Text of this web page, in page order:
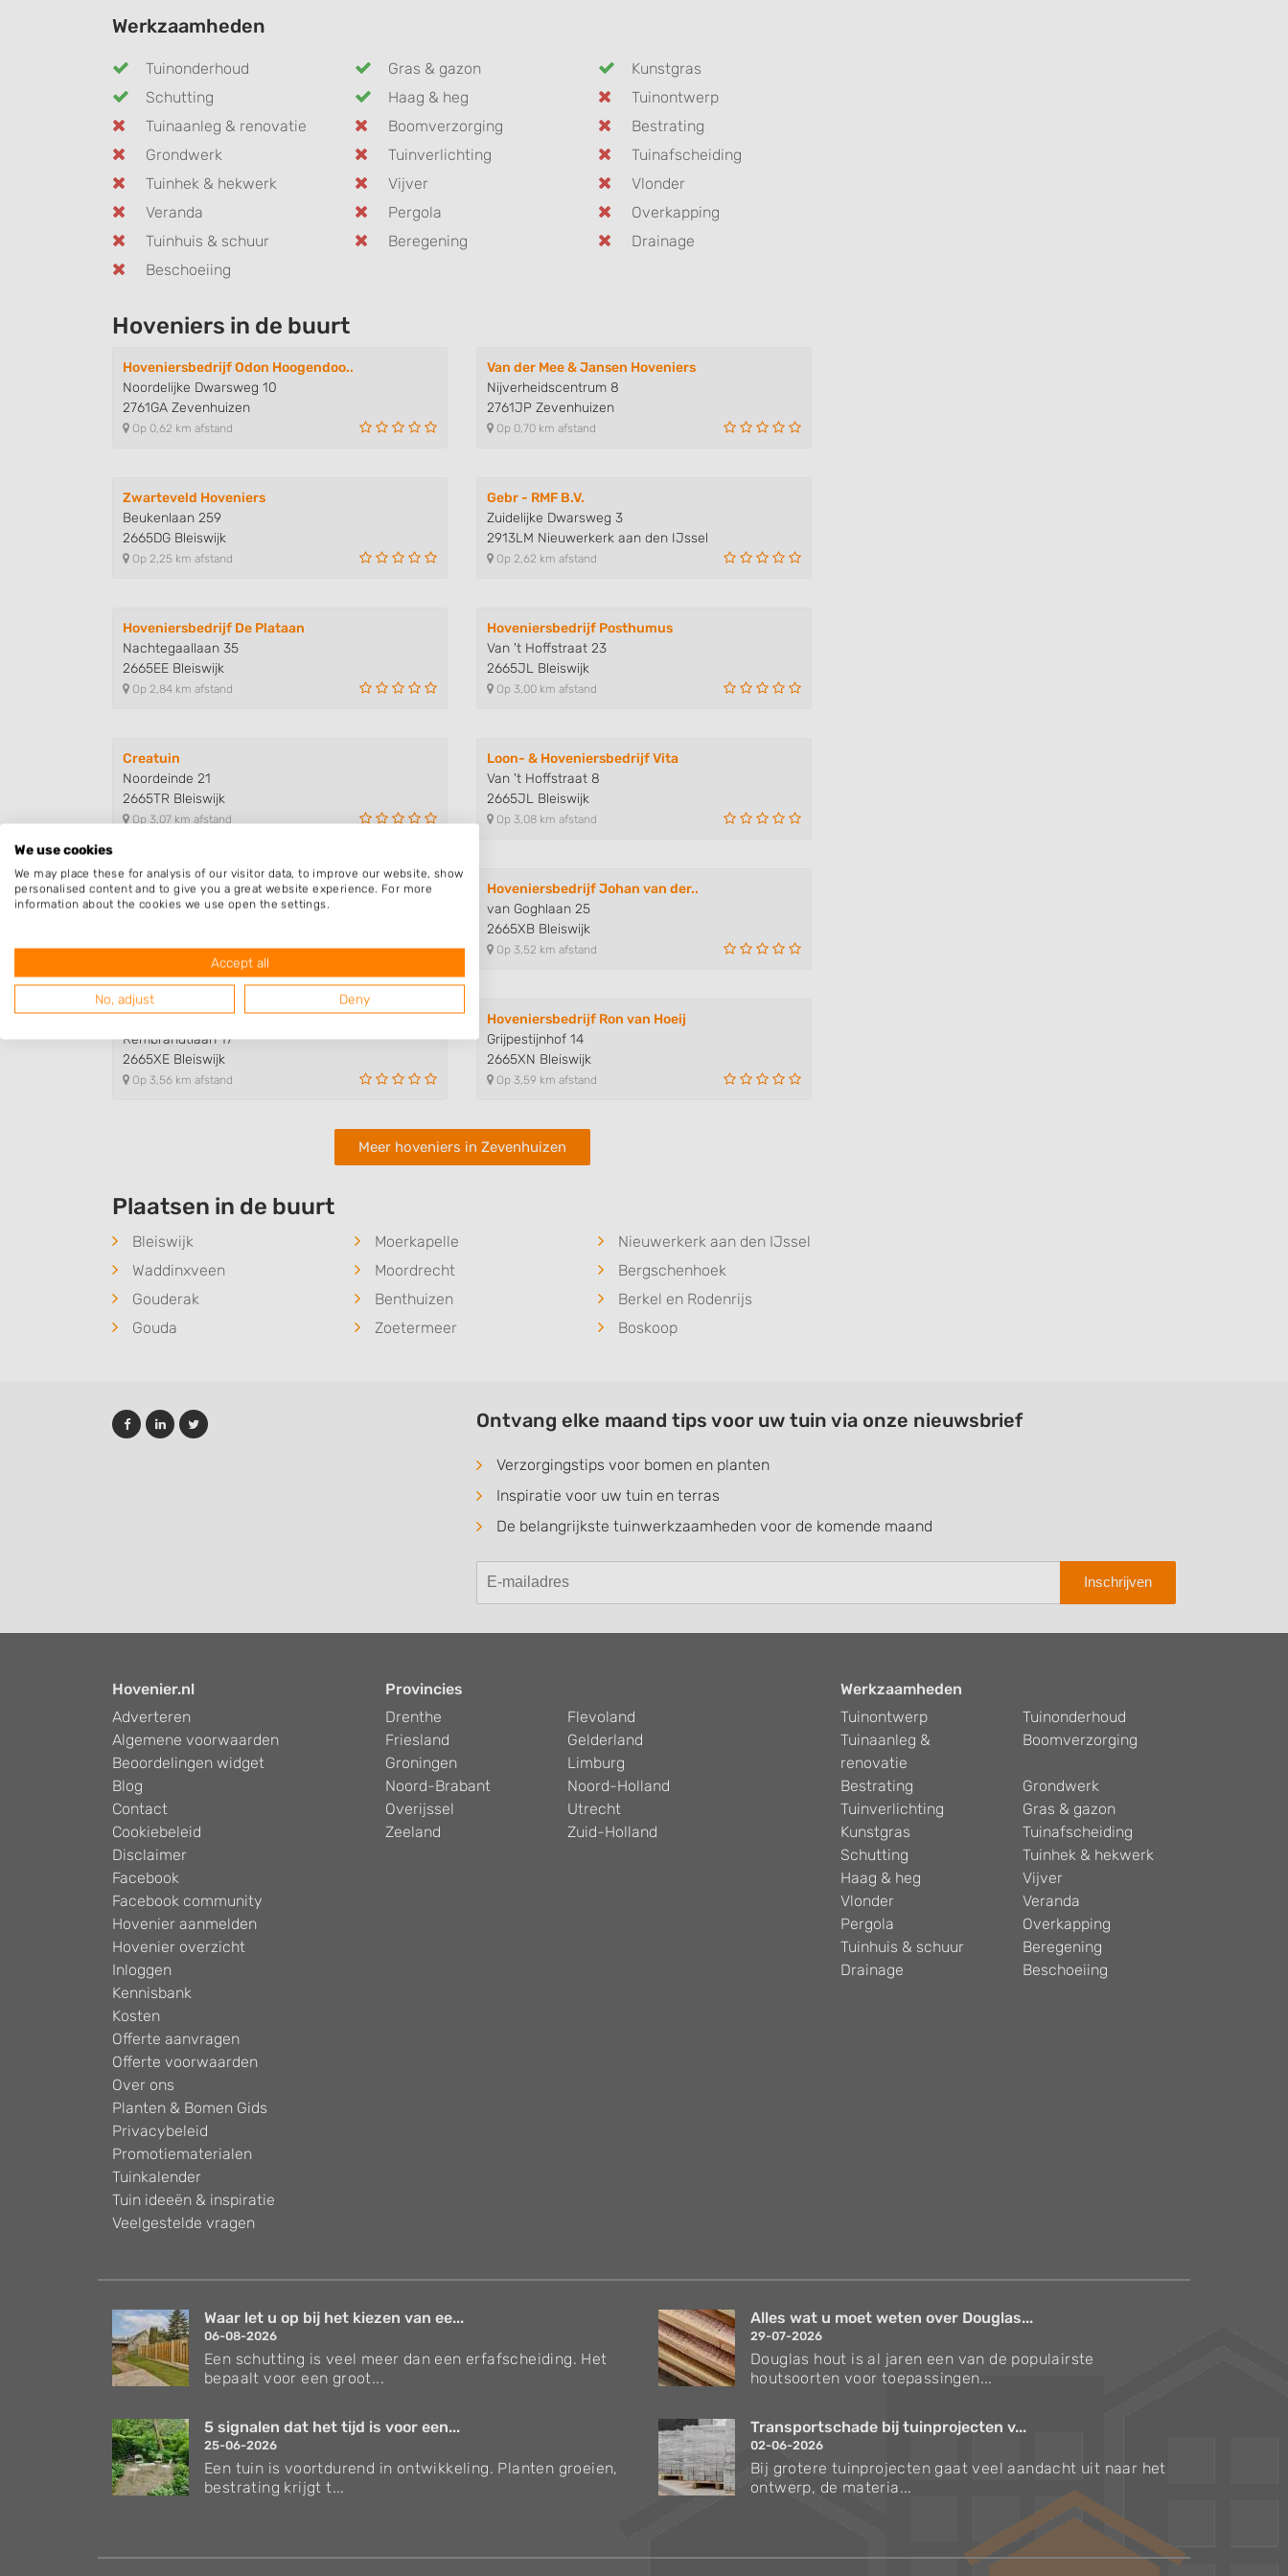
Werkzaamheden
Tuinonderhoud Gras & gazon
Kunstgras
Schutting
Haag & heg
Tuinontwerp
Tuinaanleg & renovatie
Boomverzorging
Bestrating
Grondwerk
Tuinverlichting
Tuinafscheiding
Tuinhek & hekwerk
Vijver
Vlonder
Veranda
Pergola
Overkapping
Tuinhuis & schuur
Beregening
Drainage
Beschoeiing
Hoveniers in de buurt
Hoveniersbedrijf Odon Hoogendoo..
Noordelijke Dwarsweg 10
2761GA Zevenhuizen
Op 0,62 km afstand
Van der Mee & Jansen Hoveniers
Nijverheidscentrum 8
2761JP Zevenhuizen
Op 0,70 km afstand
Zwarteveld Hoveniers
Beukenlaan 259
2665DG Bleiswijk
Op 2,25 km afstand
Gebr - RMF B.V.
Zuidelijke Dwarsweg 3
2913LM Nieuwerkerk aan den IJssel
Op 2,62 km afstand
Hoveniersbedrijf De Plataan
Nachtegaallaan 35
2665EE Bleiswijk
Op 2,84 km afstand
Hoveniersbedrijf Posthumus
Van 't Hoffstraat 23
2665JL Bleiswijk
Op 3,00 km afstand
Creatuin
Noordeinde 21
2665TR Bleiswijk
Op 3,07 km afstand
Loon- & Hoveniersbedrijf Vita
Van 't Hoffstraat 8
2665JL Bleiswijk
Op 3,08 km afstand
Van der Helm Waterbouw
Rottekade 7
Op 3,45 km afstand
Hoveniersbedrijf Johan van der..
van Goghlaan 25
2665XB Bleiswijk
Op 3,52 km afstand
Van Der Kuil GWW
Rembrandtlaan 17
2665XE Bleiswijk
Op 3,56 km afstand
Hoveniersbedrijf Ron van Hoeij
Grijpestijnhof 14
2665XN Bleiswijk
Op 3,59 km afstand
Meer hoveniers in Zevenhuizen
Plaatsen in de buurt
Bleiswijk Moerkapelle
Nieuwerkerk aan den IJssel
Waddinxveen
Moordrecht
Bergschenhoek
Gouderak
Benthuizen
Berkel en Rodenrijs
Gouda
Zoetermeer Boskoop
Ontvang elke maand tips voor uw tuin via onze nieuwsbrief
Verzorgingstips voor bomen en planten
Inspiratie voor uw tuin en terras
De belangrijkste tuinwerkzaamheden voor de komende maand
Inschrijven
Hovenier.nl
Adverteren
Algemene voorwaarden
Beoordelingen widget
Blog
Contact
Cookiebeleid
Disclaimer
Facebook
Facebook community
Hovenier aanmelden
Hovenier overzicht
Inloggen
Kennisbank
Kosten
Offerte aanvragen
Offerte voorwaarden
Over ons
Planten & Bomen Gids
Privacybeleid
Promotiematerialen
Tuinkalender
Tuin ideeën & inspiratie
Veelgestelde vragen
Provincies
Drenthe
Flevoland
Friesland
Gelderland
Groningen
Limburg
Noord-Brabant
Noord-Holland
Overijssel
Utrecht
Zeeland
Zuid-Holland
Werkzaamheden
Tuinontwerp
Tuinonderhoud
Tuinaanleg &
renovatie
Boomverzorging
Bestrating
Grondwerk
Tuinverlichting
Gras & gazon
Kunstgras
Tuinafscheiding
Schutting
Tuinhek & hekwerk
Haag & heg
Vijver
Vlonder
Veranda
Pergola
Overkapping
Tuinhuis & schuur
Beregening
Drainage
Beschoeiing
Waar let u op bij het kiezen van ee...
06-08-2026
Een schutting is veel meer dan een erfafscheiding. Het
bepaalt voor een groot...
Alles wat u moet weten over Douglas...
29-07-2026
Douglas hout is al jaren een van de populairste
houtsoorten voor toepassingen...
5 signalen dat het tijd is voor een...
25-06-2026
Een tuin is voortdurend in ontwikkeling. Planten groeien,
bestrating krijgt t...
Transportschade bij tuinprojecten v...
02-06-2026
Bij grotere tuinprojecten gaat veel aandacht uit naar het
ontwerp, de materia...
Verzorgingstips voor bomen en planten
Inspiratie voor uw tuin en terras
We use cookies
We may place these for analysis of our visitor data, to improve our website, show
personalised content and to give you a great website experience. For more
information about the cookies we use open the settings.
Accept all
No, adjust Deny